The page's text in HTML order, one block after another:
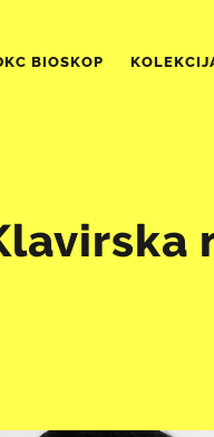
BIOSKOP